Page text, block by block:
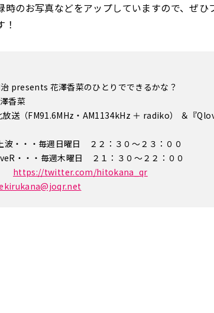
時のお写真などをアップしていますので、ぜひ
花澤香菜のひとりでできるかな？
香菜
・AM1134kHz ＋ radiko） ＆『
・毎週日曜日 ２２：３０～２３：００
木曜日 ２１：３０～２２：００
https://twitter.com/hitokana_qr